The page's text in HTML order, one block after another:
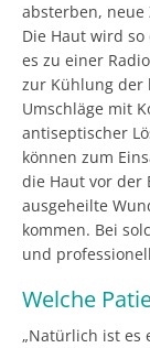
absterben, neue
Die Haut wird
es zu einer
zur Kühlung der
Umschläge mit
antiseptischer
können zum
die Haut vor der
ausgeheilte
kommen. Bei
und
Welche
„Natürlich ist es